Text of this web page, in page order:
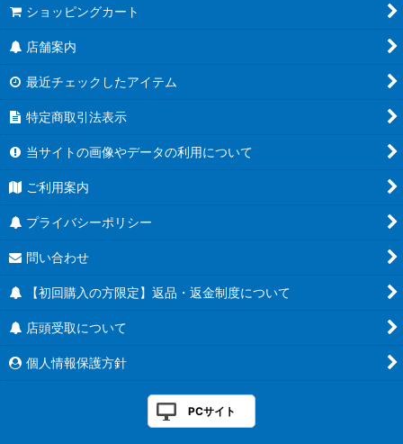
ショッピングカート
店舗案内
最近チェックしたアイテム
特定商取引法表示
当サイトの画像やデータの利用について
ご利用案内
プライバシーポリシー
問い合わせ
【初回購入の方限定】返品・返金制度について
店頭受取について
個人情報保護方針
PCサイト